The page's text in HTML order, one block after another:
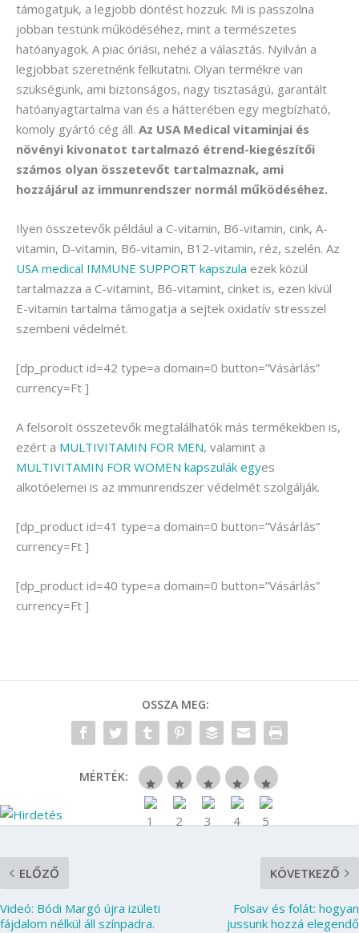
támogatjuk, a legjobb döntést hozzuk. Mi is passzolna
jobban testünk működéséhez, mint a természetes
hatóanyagok. A piac óriási, nehéz a választás. Nyilván a
legjobbat szeretnénk felkutatni. Olyan termékre van
szükségünk, ami biztonságos, nagy tisztaságú, garantált
hatóanyagtartalma van és a hátterében egy megbízható,
komoly gyártó cég áll. Az USA Medical vitaminjai és
növényi kivonatot tartalmazó étrend-kiegészítői
számos olyan összetevőt tartalmaznak, ami
hozzájárul az immunrendszer normál működéséhez.
Ilyen összetevők például a C-vitamin, B6-vitamin, cink, A-
vitamin, D-vitamin, B6-vitamin, B12-vitamin, réz, szelén. Az
USA medical IMMUNE SUPPORT kapszula ezek közül
tartalmazza a C-vitamint, B6-vitamint, cinket is, ezen kívül
E-vitamin tartalma támogatja a sejtek oxidatív stresszel
szembeni védelmét.
[dp_product id=42 type=a domain=0 button=”Vásárlás”
currency=Ft ]
A felsorolt összetevők megtalálhatók más termékekben is,
ezért a MULTIVITAMIN FOR MEN, valamint a
MULTIVITAMIN FOR WOMEN kapszulák egyes
alkotóelemei is az immunrendszer védelmét szolgálják.
[dp_product id=41 type=a domain=0 button=”Vásárlás”
currency=Ft ]
[dp_product id=40 type=a domain=0 button=”Vásárlás”
currency=Ft ]
OSSZA MEG:
MÉRTÉK:
ELŐZŐ
Videó: Bódi Margó újra izületi
fájdalom nélkül áll színpadra.
KÖVETKEZŐ
Folsav és folát: hogyan
jussunk hozzá elegendő